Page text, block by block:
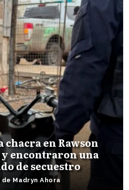
en Rawson
y encontraron una
de secuestro
Madryn Ahora